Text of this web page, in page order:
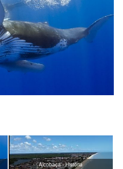
Alcobaça - História